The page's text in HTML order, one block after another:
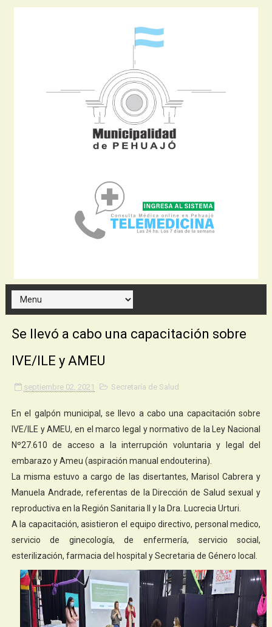
Se llevó a cabo una capacitación sobre
IVE/ILE y AMEU
septiembre 02, 2021 Secretaría de Salud
En el galpón municipal, se llevo a cabo una capacitación sobre
IVE/ILE y AMEU, en el marco legal y normativo de la Ley Nacional
Nº27.610 de acceso a la interrupción voluntaria y legal del
embarazo y Ameu (aspiración manual endouterina).
La misma estuvo a cargo de las disertantes, Marisol Cabrera y
Manuela Andrade, referentas de la Dirección de Salud sexual y
reproductiva en la Región Sanitaria II y la Dra. Lucrecia Urturi.
A la capacitación, asistieron el equipo directivo, personal medico,
servicio de ginecología, de enfermería, servicio social,
esterilización, farmacia del hospital y Secretaria de Género local.